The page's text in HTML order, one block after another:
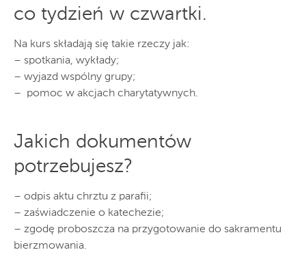
co tydzień w czwartki.
Na kurs składają się takie rzeczy jak:
– spotkania, wykłady;
– wyjazd wspólny grupy;
– pomoc w akcjach charytatywnych.
Jakich dokumentów
potrzebujesz?
– odpis aktu chrztu z parafii;
– zaświadczenie o katechezie;
– zgodę proboszcza na przygotowanie do sakramentu
bierzmowania.